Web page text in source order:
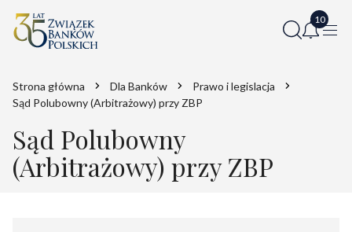
Strona główna Dla Banków
Prawo i legislacja
Sąd Polubowny (Arbitrażowy) przy ZBP
Sąd Polubowny
(Arbitrażowy) przy ZBP